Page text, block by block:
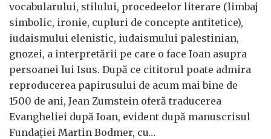
vocabularului, stilului, procedeelor literare (limbaj
simbolic, ironie, cupluri de concepte antitetice),
iudaismului elenistic, iudaismului palestinian,
gnozei, a interpretării pe care o face Ioan asupra
persoanei lui Isus. După ce cititorul poate admira
reproducerea papirusului de acum mai bine de
1500 de ani, Jean Zumstein oferă traducerea
Evangheliei după Ioan, evident după manuscrisul
Fundaţiei Martin Bodmer, cu…